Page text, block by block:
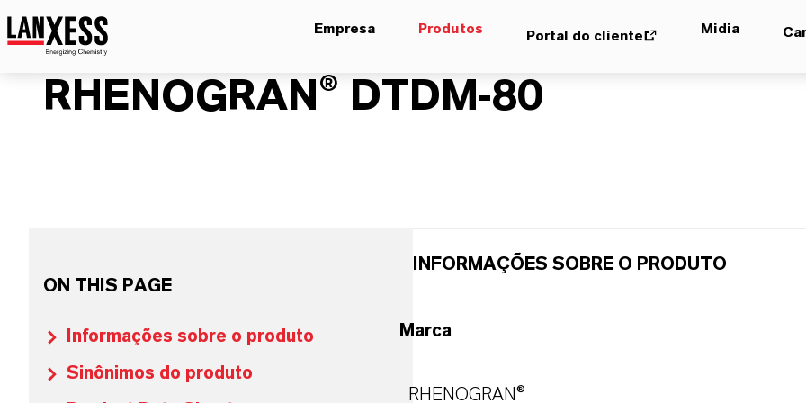
Empresa Produtos Portal do cliente Midia
RHENOGRAN® DTDM-80
ON THIS PAGE
Informações sobre o produto
Sinônimos do produto
INFORMAÇÕES SOBRE O PRODUTO
Marca
RHENOGRAN®